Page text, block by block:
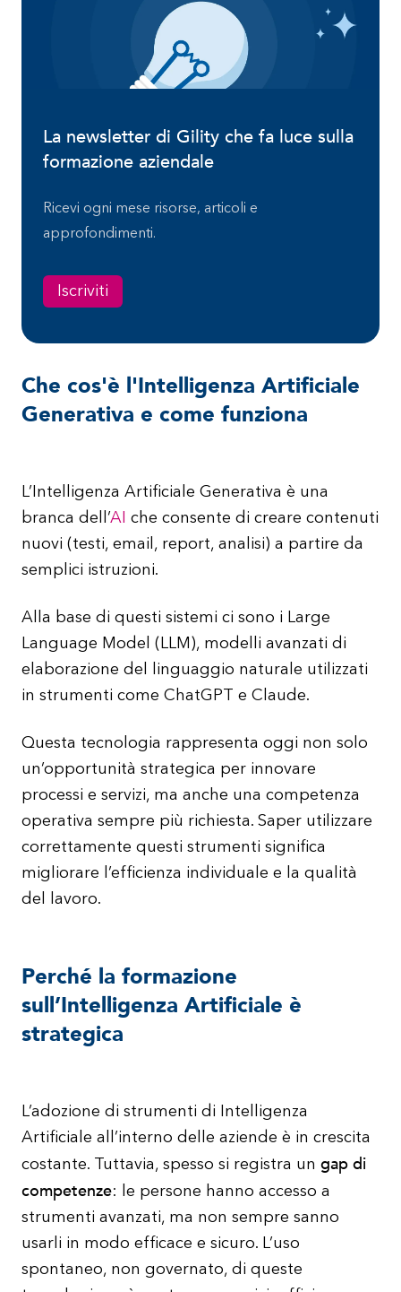
La newsletter di Gility che fa luce sulla
formazione aziendale
Ricevi ogni mese risorse, articoli e
approfondimenti.
Iscriviti
Che cos'è l'Intelligenza Artificiale
Generativa e come funziona
L’Intelligenza Artificiale Generativa è una
branca dell’AI che consente di creare contenuti
nuovi (testi, email, report, analisi) a partire da
semplici istruzioni.
Alla base di questi sistemi ci sono i Large
Language Model (LLM), modelli avanzati di
elaborazione del linguaggio naturale utilizzati
in strumenti come ChatGPT e Claude.
Questa tecnologia rappresenta oggi non solo
un’opportunità strategica per innovare
processi e servizi, ma anche una competenza
operativa sempre più richiesta. Saper utilizzare
correttamente questi strumenti significa
migliorare l’efficienza individuale e la qualità
del lavoro.
Perché la formazione
sull’Intelligenza Artificiale è
strategica
L’adozione di strumenti di Intelligenza
Artificiale all’interno delle aziende è in crescita
costante. Tuttavia, spesso si registra un gap di
competenze: le persone hanno accesso a
strumenti avanzati, ma non sempre sanno
usarli in modo efficace e sicuro. L’uso
spontaneo, non governato, di queste